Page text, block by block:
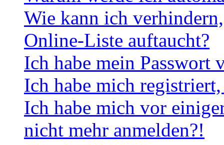
Wie kann ich
Online-Liste auftaucht?
Ich habe mein Passwort
Ich habe mich
Ich habe mich vor
nicht mehr anmelden?!